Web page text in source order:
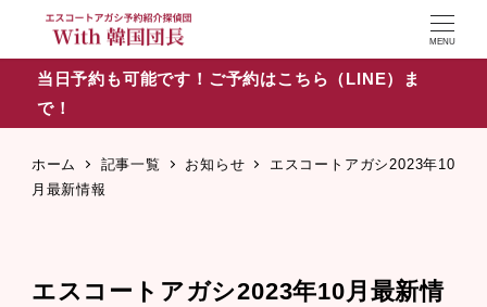
MENU
当日予約も可能です！ご予約はこちら（LINE）ま
で！
ホーム 記事一覧 お知らせ
エスコートアガシ2023年10
月最新情報
エスコートアガシ2023年10月最新情